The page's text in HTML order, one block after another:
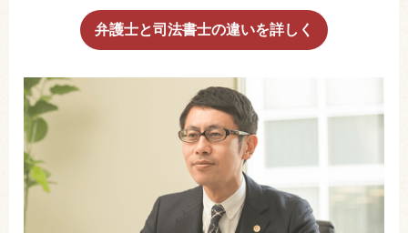
弁護士と司法書士の違いを詳しく